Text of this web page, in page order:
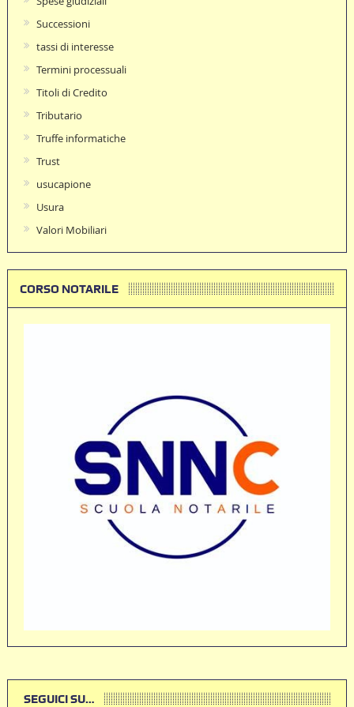
Successioni
tassi di interesse
Termini processuali
Titoli di Credito
Tributario
Truffe informatiche
Trust
usucapione
Usura
Valori Mobiliari
CORSO NOTARILE
SEGUICI SU…